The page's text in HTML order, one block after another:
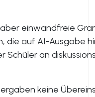
einwandfreie
die auf AI-Ausgabe
Schüler an
keine